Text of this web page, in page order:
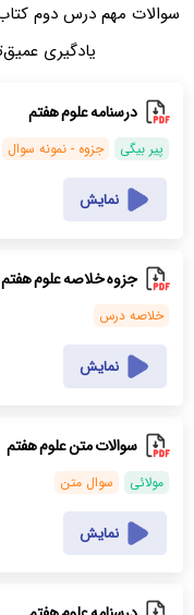
سوالات مهم درس دوم
یادگیری عمیق‌تر
درسنامه علوم هفتم
پیر بیگی جزوه - نمونه سوال
نمایش
جزوه خلاصه علوم هفتم
خلاصه درس
نمایش
سوالات متن علوم هفتم
مولائی سوال متن
نمایش